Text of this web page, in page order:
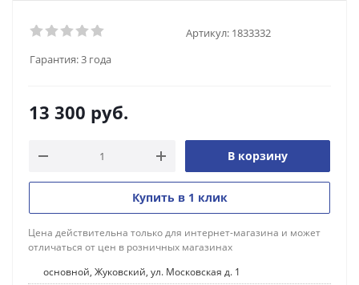
Артикул: 1833332
Гарантия:3 года
13 300 руб.
В корзину
Купить в 1 клик
Цена действительна только для интернет-магазина и может
отличаться от цен в розничных магазинах
основной, Жуковский, ул. Московская д. 1